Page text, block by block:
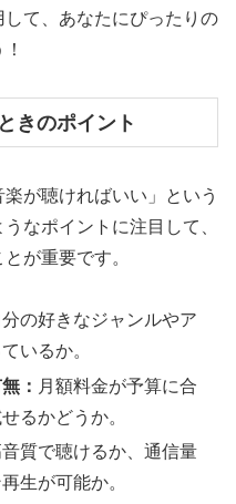
て、あなたにぴったりの
きのポイント
が聴ければいい」という
なポイントに注目して、
が重要です。
分の好きなジャンルやア
いるか。
： 月額料金が予算に合
るかどうか。
質で聴けるか、通信量
生が可能か。